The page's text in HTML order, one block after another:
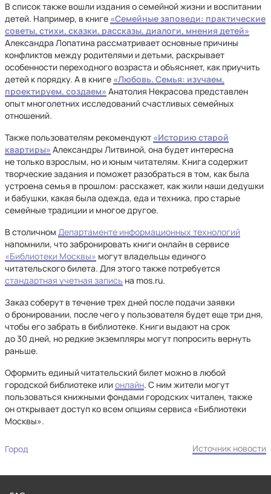
В список также вошли издания о семейной жизни и воспитании
детей. Например, в книге «Семейные заповеди: практические
советы, стихи, сказки, рассказы, диалоги, мнения детей»
Александра Лопатина рассматривает основные причины
конфликтов между родителями и детьми, раскрывает
особенности переходного возраста и объясняет, как приучить
детей к порядку. А в книге «Любовь. Семья: изучаем,
проектируем, создаем» Анатолия Некрасова представлен
опыт многолетних исследований счастливых семейных
отношений.
Также пользователям рекомендуют «Историю старой
квартиры» Александры Литвиной, она будет интересна
не только взрослым, но и юным читателям. Книга содержит
творческие задания и поможет разобраться в том, как была
устроена семья в прошлом: расскажет, как жили наши дедушки
и бабушки, какая была одежда, еда и техника, про старые
семейные традиции и многое другое.
В столичном Департаменте информационных технологий
напомнили, что забронировать книги онлайн в сервисе
«Библиотеки Москвы» могут владельцы единого
читательского билета. Для этого также потребуется
стандартная учетная запись на mos.ru.
Заказ соберут в течение трех дней после подачи заявки
о бронировании, после чего у пользователя будет еще три дня,
чтобы его забрать в библиотеке. Книги выдают на срок
до 30 дней, но редкие экземпляры могут попросить вернуть
раньше.
Оформить единый читательский билет можно в любой
городской библиотеке илионлайн. С ним жители могут
пользоваться книжными фондами городских читален, также
он открывает доступ ко всем опциям сервиса «Библиотеки
Москвы».
Город Источник новости